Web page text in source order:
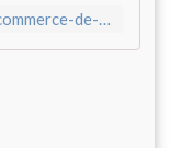
https://www.penhars-infos.com/article-kermoysan-la-force-du-commerce-de-proximite-124666824.html